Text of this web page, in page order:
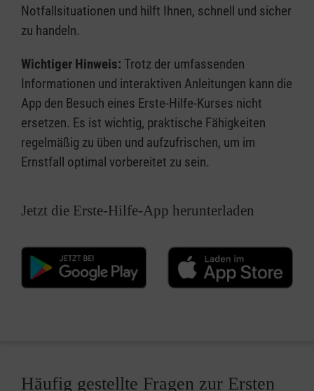
Notfallsituationen und hilft Ihnen, schnell und sicher
zu handeln.
Wichtiger Hinweis: Trotz der umfassenden
Informationen und interaktiven Anleitungen kann die
App den Besuch eines Erste-Hilfe-Kurses nicht
ersetzen. Es ist wichtig, praktische Fähigkeiten
regelmäßig zu üben und aufzufrischen, um im
Ernstfall optimal vorbereitet zu sein.
Jetzt die Erste-Hilfe-App herunterladen
Häufig gestellte Fragen zur Ersten